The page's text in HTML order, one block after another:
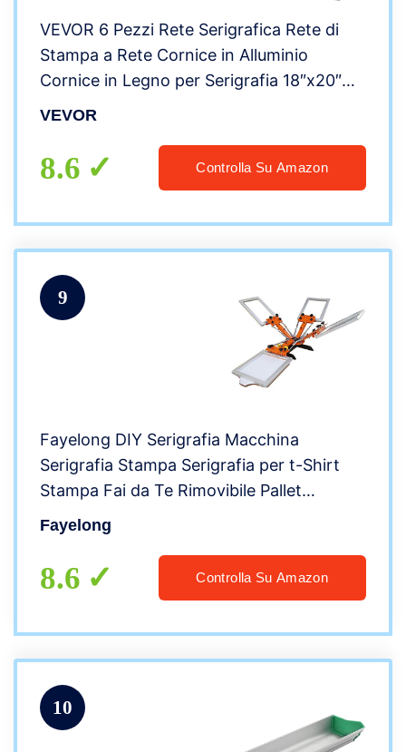
VEVOR 6 Pezzi Rete Serigrafica Rete di
Stampa a Rete Cornice in Alluminio
Cornice in Legno per Serigrafia 18″x20″
Serigrafia con Maglia a 160 conteggi
VEVOR
8.6 Controlla Su Amazon
9
Fayelong DIY Serigrafia Macchina
Serigrafia Stampa Serigrafia per t-Shirt
Stampa Fai da Te Rimovibile Pallet
Arancione (4 Colori 1 Stazione)
Fayelong
8.6 Controlla Su Amazon
10